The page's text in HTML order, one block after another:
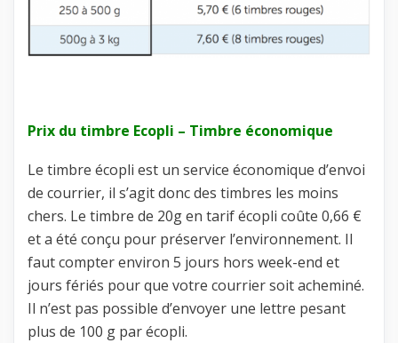
Prix du timbre Ecopli – Timbre économique
Le timbre écopli est un service économique d’envoi
de courrier, il s’agit donc des timbres les moins
chers. Le timbre de 20g en tarif écopli coûte 0,66 €
et a été conçu pour préserver l’environnement. Il
faut compter environ 5 jours hors week-end et
jours fériés pour que votre courrier soit acheminé.
Il n’est pas possible d’envoyer une lettre pesant
plus de 100 g par écopli.